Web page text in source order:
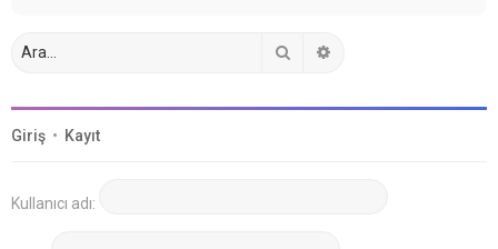
Giriş • Kayıt
Kullanıcı adı: